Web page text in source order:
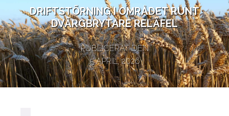
DRIFTSTÖRNING I OMRÅDET RUNT
DVÄRGBRYTARE RELÄFEL
PUBLICERAT DEN
5 APRIL, 2026